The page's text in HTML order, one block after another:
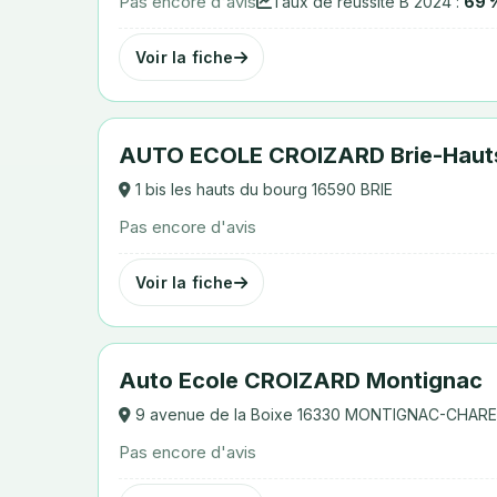
Voir la fiche
AUTO ECOLE CROIZARD Brie-
1 bis les hauts du bourg 16590 BRIE
Pas encore d'avis
Voir la fiche
Auto Ecole CROIZARD Montignac
9 avenue de la Boixe 16330 MONTIGNAC-
Pas encore d'avis